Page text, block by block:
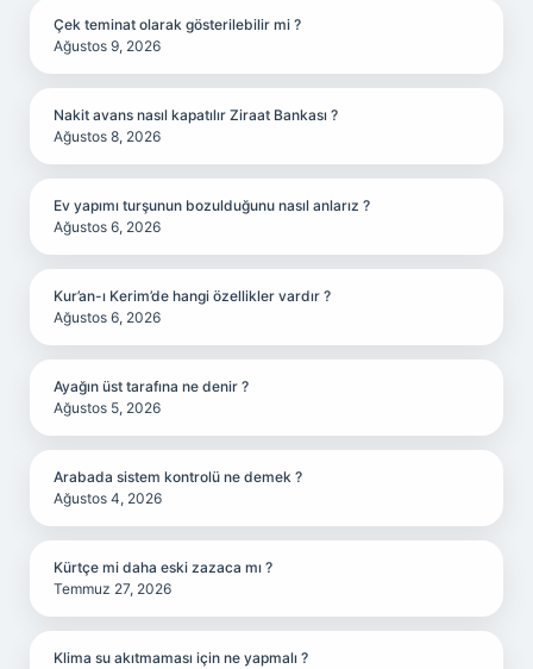
Çek teminat olarak gösterilebilir mi ?
Ağustos 9, 2026
Nakit avans nasıl kapatılır Ziraat Bankası ?
Ağustos 8, 2026
Ev yapımı turşunun bozulduğunu nasıl anlarız ?
Ağustos 6, 2026
Kur’an-ı Kerim’de hangi özellikler vardır ?
Ağustos 6, 2026
Ayağın üst tarafına ne denir ?
Ağustos 5, 2026
Arabada sistem kontrolü ne demek ?
Ağustos 4, 2026
Kürtçe mi daha eski zazaca mı ?
Temmuz 27, 2026
Klima su akıtmaması için ne yapmalı ?